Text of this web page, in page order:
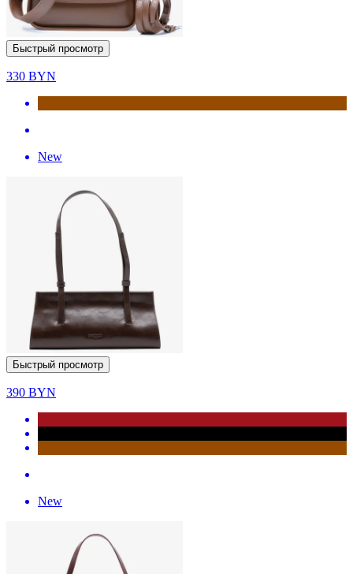
Быстрый просмотр
330 BYN
New
Быстрый просмотр
390 BYN
New